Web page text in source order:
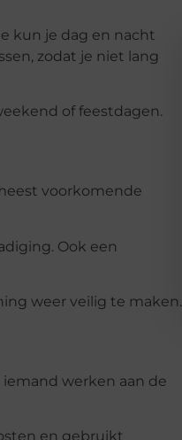
kun je dag en nacht
zodat je niet lang
of feestdagen.
voorkomende
Ook een
weer veilig te maken.
werken aan de
en gebruikt